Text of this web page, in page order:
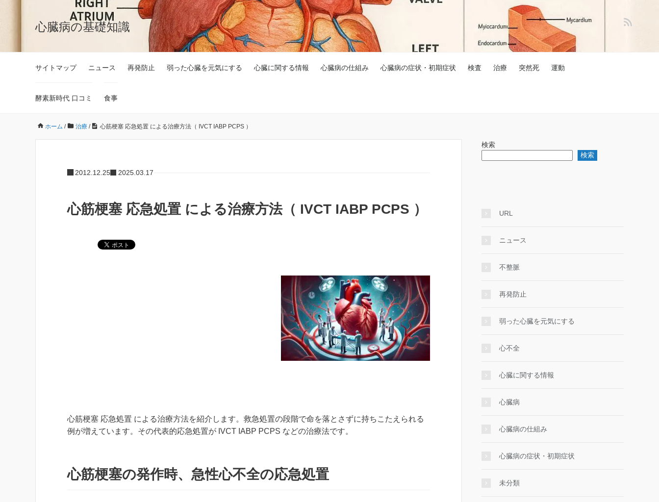
心臓病の基礎知識
サイトマップ ニュース 再発防止 弱った心臓を元気にする 心臓に関する情報 心臓病の仕組み 心臓病の症状・初期症状 検査 治療 突然死 運動
酵素新時代 口コミ 食事
ホーム / 治療 / 心筋梗塞 応急処置 による治療方法（ IVCT IABP PCPS ）
2012.12.25 2025.03.17
心筋梗塞 応急処置 による治療方法（ IVCT IABP PCPS ）
心筋梗塞 応急処置 による治療方法を紹介します。救急処置の段階で命を落とさずに持ちこたえられる
例が増えています。その代表的応急処置が IVCT IABP PCPS などの治療法です。
心筋梗塞の発作時、急性心不全の応急処置
検索
検索
URL
ニュース
不整脈
再発防止
弱った心臓を元気にする
心不全
心臓に関する情報
心臓病
心臓病の仕組み
心臓病の症状・初期症状
未分類